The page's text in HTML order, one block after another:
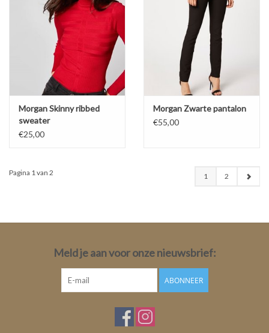
Morgan Skinny ribbed
sweater
€25,00
Morgan Zwarte pantalon
€55,00
Pagina 1 van 2 1 2
Meld je aan voor onze nieuwsbrief:
ABONNEER